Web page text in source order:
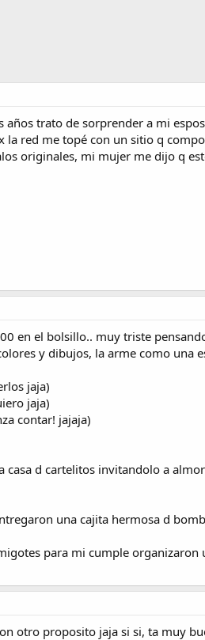
trato de sorprender a mi
red me topé con un sitio q
originales, mi mujer me dijo q
en el bolsillo.. muy triste
y dibujos, la arme como una
jaja)
jaja)
contar! jajaja)
d cartelitos invitandolo a
una cajita hermosa d
para mi cumple organizaron
otro proposito jaja si si, ta muy